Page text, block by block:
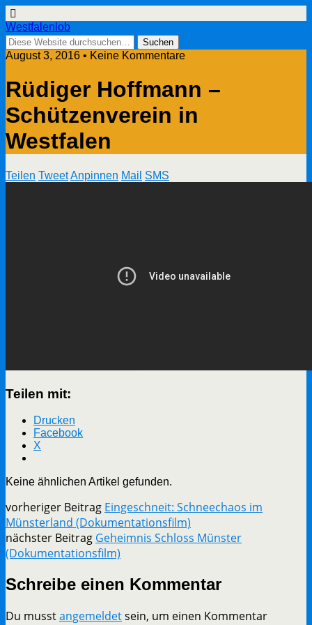
Westfalenlob
August 3, 2016 • Keine Kommentare
Rüdiger Hoffmann –
Schützenverein in
Westfalen
Teilen TweetAnpinnen Mail SMS
Teilen mit:
Drucken
Facebook
X
Keine ähnlichen Artikel gefunden.
vorheriger Beitrag Eingeschneit: Schneechaos im
Münsterland (Dokumentationsfilm)
nächster Beitrag Geheimnis Schloss Münster
(Dokumentationsfilm)
Schreibe einen Kommentar
Du musstangemeldetsein, um einen Kommentar